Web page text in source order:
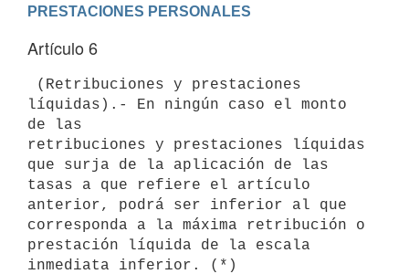
PRESTACIONES PERSONALES
Artículo 6
líquidas).- En ningún caso el monto
de las
retribuciones y prestaciones líquidas
que surja de la aplicación de las
tasas a que refiere el artículo
anterior, podrá ser inferior al que
corresponda a la máxima retribución o
prestación líquida de la escala